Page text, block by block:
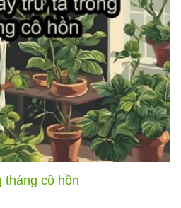
tháng cô hồn